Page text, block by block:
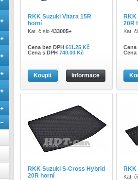
RKK Suzuki Vitara 15R
horní
Kat. číslo 433005+
Cena bez DPH 611.25 Kč
Cena s DPH 740.00 Kč
Koupit Informace
20R
Kat.
RKK Suzuki S-Cross Hybrid
20R horní
RKK
Kat.